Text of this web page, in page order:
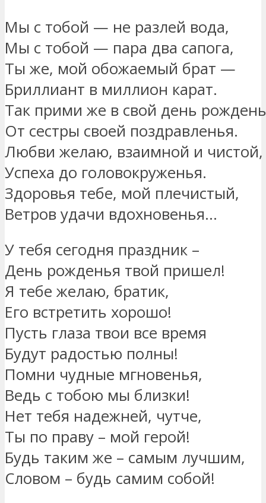
Мы с тобой — не разлей вода,
Мы с тобой — пара два сапога,
Ты же, мой обожаемый брат —
Бриллиант в миллион карат.
Так прими же в свой день
От сестры своей поздравленья.
Любви желаю, взаимной и чистой,
Успеха до головокруженья.
Здоровья тебе, мой плечистый,
Ветров удачи вдохновенья…
У тебя сегодня праздник –
День рожденья твой пришел!
Я тебе желаю, братик,
Его встретить хорошо!
Пусть глаза твои все время
Будут радостью полны!
Помни чудные мгновенья,
Ведь с тобою мы близки!
Нет тебя надежней, чутче,
Ты по праву – мой герой!
Будь таким же – самым лучшим,
Словом – будь самим собой!